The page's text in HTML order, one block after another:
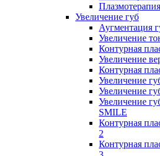
Увеличение губ
Аугментация
Увеличение
Контурная
Увеличение
Контурная
Увеличение
Увеличение
Увеличение
SMILE
Контурная
2
Контурная